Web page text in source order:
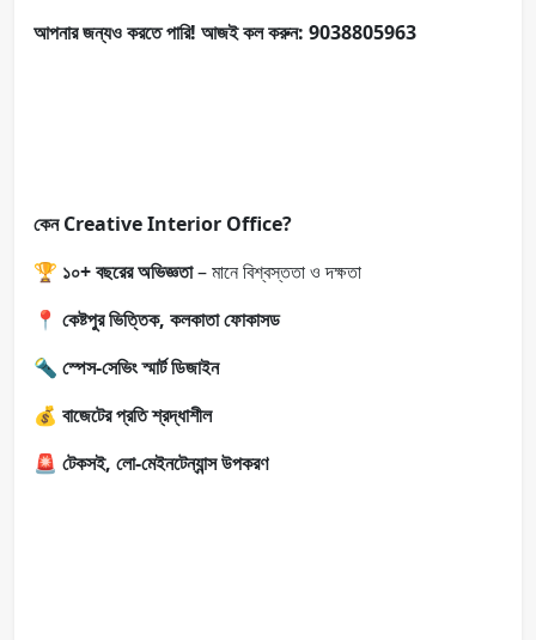
আপনার জন্যও করতে পারি! আজই কল করুন: 9038805963
কেন Creative Interior Office?
🏆 ১০+ বছরের অভিজ্ঞতা– মানে বিশ্বস্ততা ও দক্ষতা
📍 কেষ্টপুর ভিত্তিক, কলকাতা ফোকাসড
🔦 স্পেস-সেভিং স্মার্ট ডিজাইন
💰 বাজেটের প্রতি শ্রদ্ধাশীল
🚨 টেকসই, লো-মেইনটেন্যান্স উপকরণ